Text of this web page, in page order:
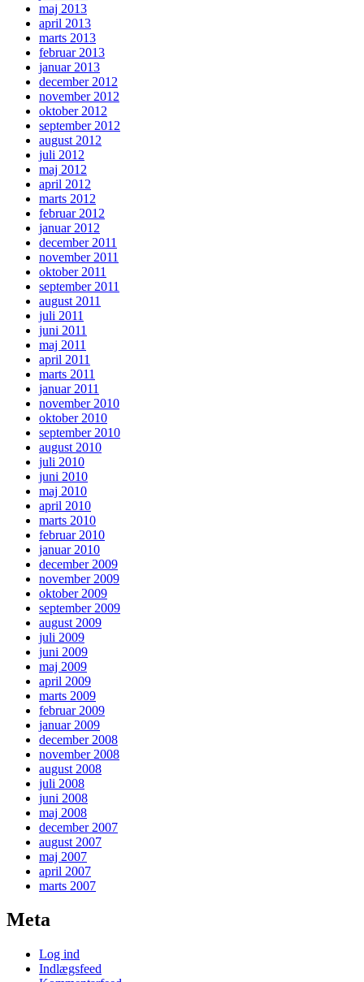
maj 2013
april 2013
marts 2013
februar 2013
januar 2013
december 2012
november 2012
oktober 2012
september 2012
august 2012
juli 2012
maj 2012
april 2012
marts 2012
februar 2012
januar 2012
december 2011
november 2011
oktober 2011
september 2011
august 2011
juli 2011
juni 2011
maj 2011
april 2011
marts 2011
januar 2011
november 2010
oktober 2010
september 2010
august 2010
juli 2010
juni 2010
maj 2010
april 2010
marts 2010
februar 2010
januar 2010
december 2009
november 2009
oktober 2009
september 2009
august 2009
juli 2009
juni 2009
maj 2009
april 2009
marts 2009
februar 2009
januar 2009
december 2008
november 2008
august 2008
juli 2008
juni 2008
maj 2008
december 2007
august 2007
maj 2007
april 2007
marts 2007
Meta
Log ind
Indlægsfeed